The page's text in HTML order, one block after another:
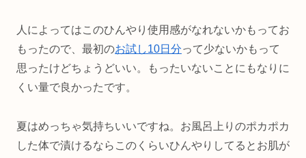
人によってはこのひんやり使用感がなれないかもってお
もったので、最初のお試し10日分って少ないかもって
思ったけどちょうどいい。もったいないことにもなりに
くい量で良かったです。
夏はめっちゃ気持ちいいですね。お風呂上りのポカポカ
した体で漬けるならこのくらいひんやりしてるとお肌が